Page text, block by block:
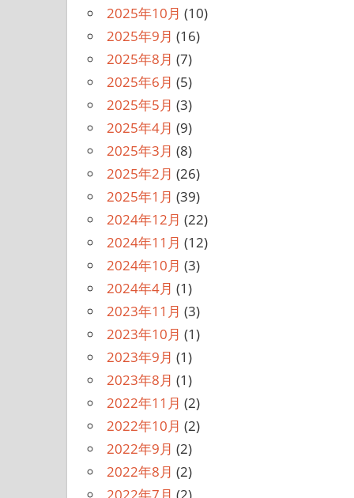
2025年10月 (10)
2025年9月 (16)
2025年8月 (7)
2025年6月 (5)
2025年5月 (3)
2025年4月 (9)
2025年3月 (8)
2025年2月 (26)
2025年1月 (39)
2024年12月 (22)
2024年11月 (12)
2024年10月 (3)
2024年4月 (1)
2023年11月 (3)
2023年10月 (1)
2023年9月 (1)
2023年8月 (1)
2022年11月 (2)
2022年10月 (2)
2022年9月 (2)
2022年8月 (2)